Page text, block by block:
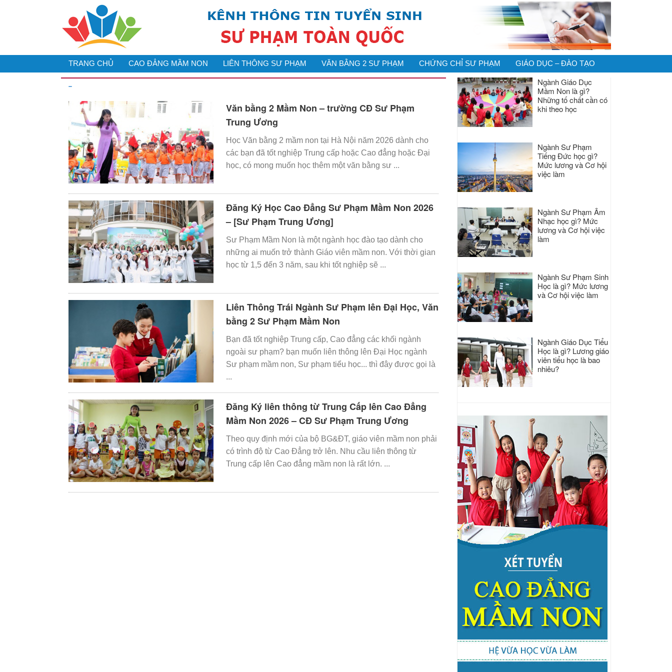
TRANG CHỦ CAO ĐẲNG MẦM NON LIÊN THÔNG SƯ PHẠM VĂN BẰNG 2 SƯ PHẠM CHỨNG CHỈ SƯ PHẠM GIÁO DỤC – ĐÀO TẠO
Văn bằng 2 Mầm Non – trường CĐ Sư Phạm
Trung Ương
Học Văn bằng 2 mầm non tại Hà Nội năm 2026 dành cho
các bạn đã tốt nghiệp Trung cấp hoặc Cao đẳng hoặc Đại
học, có mong muốn học thêm một văn bằng sư ...
Đăng Ký Học Cao Đẳng Sư Phạm Mầm Non 2026
– [Sư Phạm Trung Ương]
Sư Phạm Mầm Non là một ngành học đào tạo dành cho
những ai muốn trở thành Giáo viên mầm non. Với thời gian
học từ 1,5 đến 3 năm, sau khi tốt nghiệp sẽ ...
Liên Thông Trái Ngành Sư Phạm lên Đại Học, Văn
bằng 2 Sư Phạm Mầm Non
Bạn đã tốt nghiệp Trung cấp, Cao đẳng các khối ngành
ngoài sư phạm? bạn muốn liên thông lên Đại Học ngành
Sư phạm mầm non, Sư phạm tiểu học... thì đây được gọi là
...
Đăng Ký liên thông từ Trung Cấp lên Cao Đẳng
Mầm Non 2026 – CĐ Sư Phạm Trung Ương
Theo quy định mới của bộ BG&ĐT, giáo viên mầm non phải
có trình độ từ Cao Đẳng trở lên. Nhu cầu liên thông từ
Trung cấp lên Cao đẳng mầm non là rất lớn. ...
Ngành Giáo Dục
Mầm Non là gì?
Những tố chất cần có
khi theo học
Ngành Sư Phạm
Tiếng Đức học gì?
Mức lương và Cơ hội
việc làm
Ngành Sư Phạm Âm
Nhạc học gì? Mức
lương và Cơ hội việc
làm
Ngành Sư Phạm Sinh
Học là gì? Mức lương
và Cơ hội việc làm
Ngành Giáo Dục Tiểu
Học là gì? Lương giáo
viên tiểu học là bao
nhiêu?